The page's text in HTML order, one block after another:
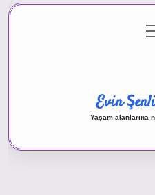
Gizlilik
aç
Evin
Yaşam alanlarına